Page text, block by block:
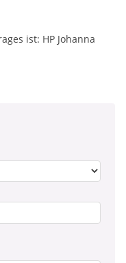
ist: HP Johanna